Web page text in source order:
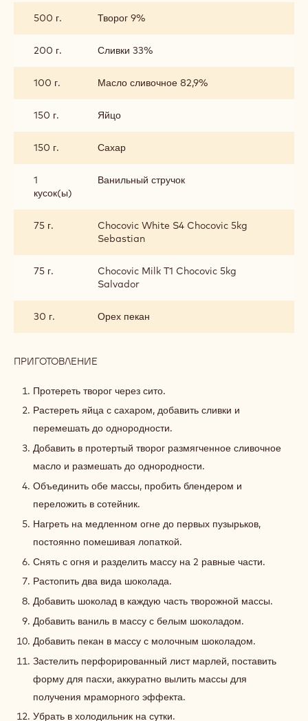
500 г.
Творог 9%
200 г. Сливки 33%
100 г. Масло сливочное 82,9%
150 г. Яйцо
150 г. Сахар
1
кусок(ы)
Ванильный стручок
75 г.
Chocovic White S4 Chocovic 5kg
Sebastian
75 г.
Chocovic Milk T1 Chocovic 5kg
Salvador
30 г. Орех пекан
ПРИГОТОВЛЕНИЕ
МАССА
Протереть творог через сито.
Растереть яйца с сахаром, добавить сливки и
перемешать до однородности.
Добавить в протертый творог размягченное сливочное
масло и размешать до однородности.
Объединить обе массы, пробить блендером и
переложить в сотейник.
Нагреть на медленном огне до первых пузырьков,
постоянно помешивая лопаткой.
Снять с огня и разделить массу на 2 равные части.
Растопить два вида шоколада.
Добавить шоколад в каждую часть творожной массы.
Добавить ваниль в массу с белым шоколадом.
Добавить пекан в массу с молочным шоколадом.
Застелить перфорированный лист марлей, поставить
форму для пасхи, аккуратно вылить массы для
получения мраморного эффекта.
Убрать в холодильник на сутки.